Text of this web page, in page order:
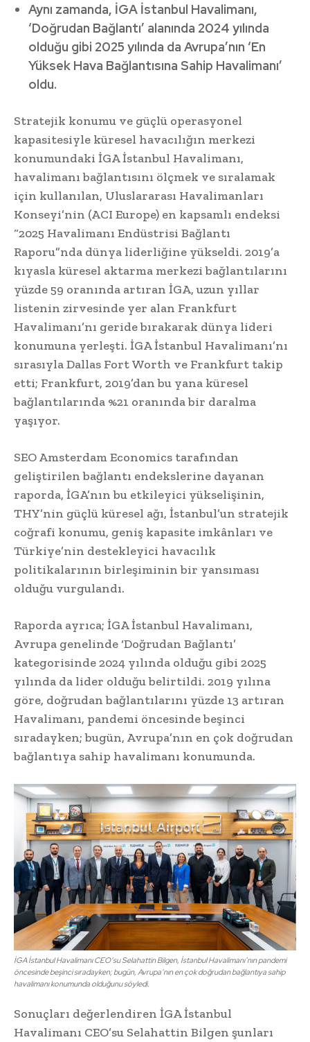
Aynı zamanda, İGA İstanbul Havalimanı,
‘Doğrudan Bağlantı’ alanında 2024 yılında
olduğu gibi 2025 yılında da Avrupa’nın ‘En
Yüksek Hava Bağlantısına Sahip Havalimanı’
oldu.
Stratejik konumu ve güçlü operasyonel
kapasitesiyle küresel havacılığın merkezi
konumundaki İGA İstanbul Havalimanı,
havalimanı bağlantısını ölçmek ve sıralamak
için kullanılan, Uluslararası Havalimanları
Konseyi’nin (ACI Europe) en kapsamlı endeksi
“2025 Havalimanı Endüstrisi Bağlantı
Raporu”nda dünya liderliğine yükseldi. 2019’a
kıyasla küresel aktarma merkezi bağlantılarını
yüzde 59 oranında artıran İGA, uzun yıllar
listenin zirvesinde yer alan Frankfurt
Havalimanı’nı geride bırakarak dünya lideri
konumuna yerleşti. İGA İstanbul Havalimanı’nı
sırasıyla Dallas Fort Worth ve Frankfurt takip
etti; Frankfurt, 2019’dan bu yana küresel
bağlantılarında %21 oranında bir daralma
yaşıyor.
SEO Amsterdam Economics tarafından
geliştirilen bağlantı endekslerine dayanan
raporda, İGA’nın bu etkileyici yükselişinin,
THY’nin güçlü küresel ağı, İstanbul’un stratejik
coğrafi konumu, geniş kapasite imkânları ve
Türkiye’nin destekleyici havacılık
politikalarının birleşiminin bir yansıması
olduğu vurgulandı.
Raporda ayrıca; İGA İstanbul Havalimanı,
Avrupa genelinde ‘Doğrudan Bağlantı’
kategorisinde 2024 yılında olduğu gibi 2025
yılında da lider olduğu belirtildi. 2019 yılına
göre, doğrudan bağlantılarını yüzde 13 artıran
Havalimanı, pandemi öncesinde beşinci
sıradayken; bugün, Avrupa’nın en çok doğrudan
bağlantıya sahip havalimanı konumunda.
İGA İstanbul Havalimanı CEO’su Selahattin Bilgen, İstanbul Havalimanı’nın pandemi
öncesinde beşinci sıradayken; bugün, Avrupa’nın en çok doğrudan bağlantıya sahip
havalimanı konumunda olduğunu söyledi.
Sonuçları değerlendiren İGA İstanbul
Havalimanı CEO’su Selahattin Bilgen şunları